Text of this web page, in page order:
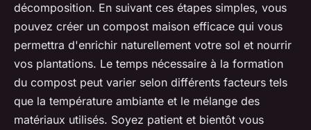
décomposition. En suivant ces étapes simples, vous
pouvez créer un compost maison efficace qui vous
permettra d'enrichir naturellement votre sol et nourrir
vos plantations. Le temps nécessaire à la formation
du compost peut varier selon différents facteurs tels
que la température ambiante et le mélange des
matériaux utilisés. Soyez patient et bientôt vous